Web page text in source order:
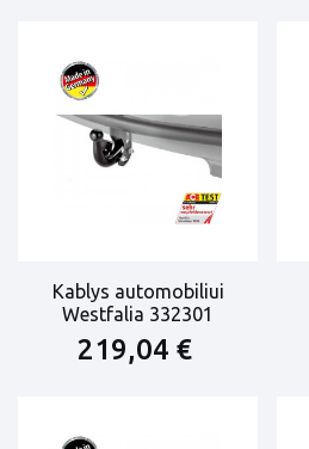
Kablys automobiliui
Westfalia 332301
219,04 €